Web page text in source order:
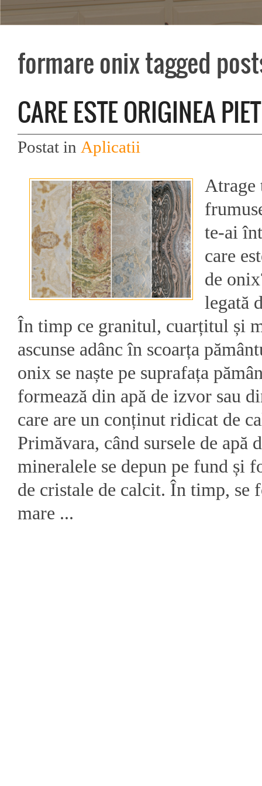
formare onix tagged
CARE ESTE ORIGINEA
Postat in Aplicatii
Atrage
te-ai
care
de
legată
În timp ce granitul, cuarțitul și
ascunse adânc în scoarța
onix se naște pe suprafața
formează din apă de izvor sau
care are un conținut ridicat de
Primăvara, când sursele de apă
mineralele se depun pe fund și
de cristale de calcit. În timp, se
mare ...